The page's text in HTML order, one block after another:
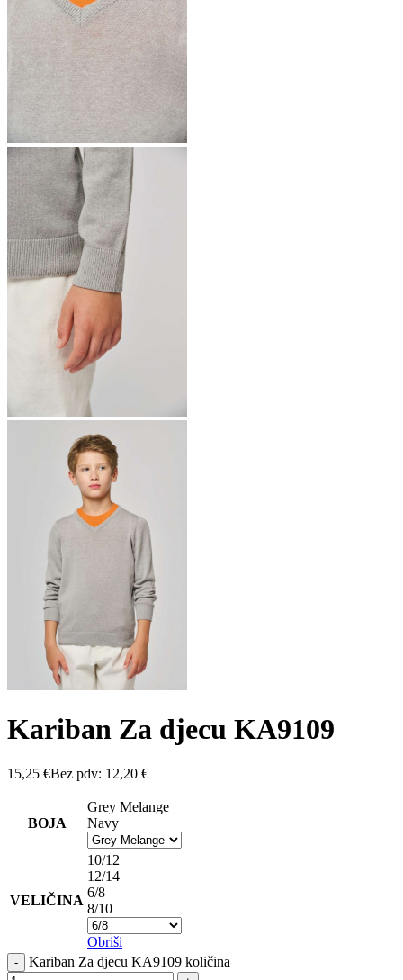
Kariban Za djecu KA9109
15,25 €Bez pdv: 12,20 €
BOJA
Grey Melange
Navy
VELIČINA
10/12
12/14
6/8
8/10
Obriši
Kariban Za djecu KA9109 količina